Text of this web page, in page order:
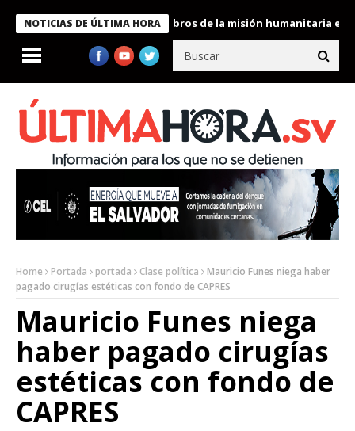
NOTICIAS DE ÚLTIMA HORA
Bukele condecora a miembros de la misión humanitaria enviada
Home Portada portada Clase política
Mauricio Funes niega haber
pagado cirugías estéticas con fondo de CAPRES
Mauricio Funes niega
haber pagado cirugías
estéticas con fondo de
CAPRES